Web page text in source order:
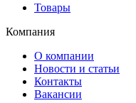
Товары
Компания
О компании
Новости и статьи
Контакты
Вакансии